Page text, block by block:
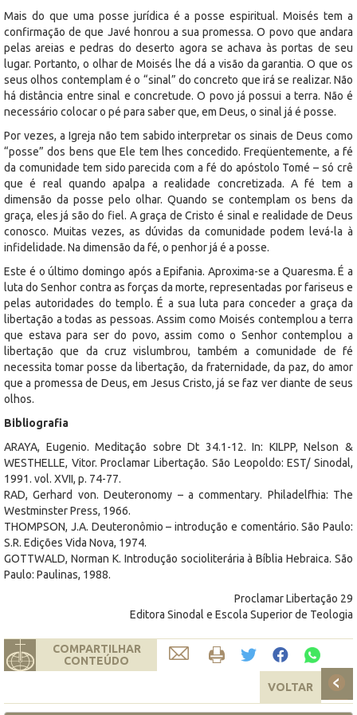
Mais do que uma posse jurídica é a posse espiritual. Moisés tem a
confirmação de que Javé honrou a sua promessa. O povo que andara
pelas areias e pedras do deserto agora se achava às portas de seu
lugar. Portanto, o olhar de Moisés lhe dá a visão da garantia. O que os
seus olhos contemplam é o “sinal” do concreto que irá se realizar. Não
há distância entre sinal e concretude. O povo já possui a terra. Não é
necessário colocar o pé para saber que, em Deus, o sinal já é posse.
Por vezes, a Igreja não tem sabido interpretar os sinais de Deus como
“posse” dos bens que Ele tem lhes concedido. Freqüentemente, a fé
da comunidade tem sido parecida com a fé do apóstolo Tomé – só crê
que é real quando apalpa a realidade concretizada. A fé tem a
dimensão da posse pelo olhar. Quando se contemplam os bens da
graça, eles já são do fiel. A graça de Cristo é sinal e realidade de Deus
conosco. Muitas vezes, as dúvidas da comunidade podem levá-la à
infidelidade. Na dimensão da fé, o penhor já é a posse.
Este é o último domingo após a Epifania. Aproxima-se a Quaresma. É a
luta do Senhor contra as forças da morte, representadas por fariseus e
pelas autoridades do templo. É a sua luta para conceder a graça da
libertação a todas as pessoas. Assim como Moisés contemplou a terra
que estava para ser do povo, assim como o Senhor contemplou a
libertação que da cruz vislumbrou, também a comunidade de fé
necessita tomar posse da libertação, da fraternidade, da paz, do amor
que a promessa de Deus, em Jesus Cristo, já se faz ver diante de seus
olhos.
Bibliografia
ARAYA, Eugenio. Meditação sobre Dt 34.1-12. In: KILPP, Nelson &
WESTHELLE, Vitor. Proclamar Libertação. São Leopoldo: EST/ Sinodal,
1991. vol. XVII, p. 74-77.
RAD, Gerhard von. Deuteronomy – a commentary. Philadelfhia: The
Westminster Press, 1966.
THOMPSON, J.A. Deuteronômio – introdução e comentário. São Paulo:
S.R. Edições Vida Nova, 1974.
GOTTWALD, Norman K. Introdução socioliterária à Bíblia Hebraica. São
Paulo: Paulinas, 1988.
Proclamar Libertação 29
Editora Sinodal e Escola Superior de Teologia
COMPARTILHAR
CONTEÚDO
VOLTAR